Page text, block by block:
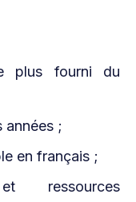
plus fourni du
années ;
en français ;
ressources